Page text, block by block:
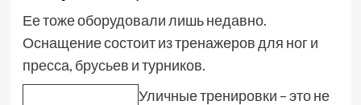
Ее тоже оборудовали лишь недавно.
Оснащение состоит из тренажеров для ног и
пресса, брусьев и турников.
Уличные тренировки – это не